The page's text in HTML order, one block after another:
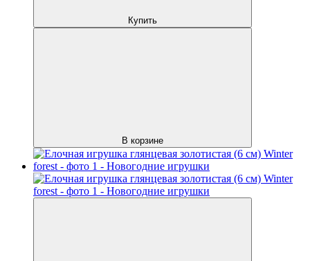
Купить
В корзине